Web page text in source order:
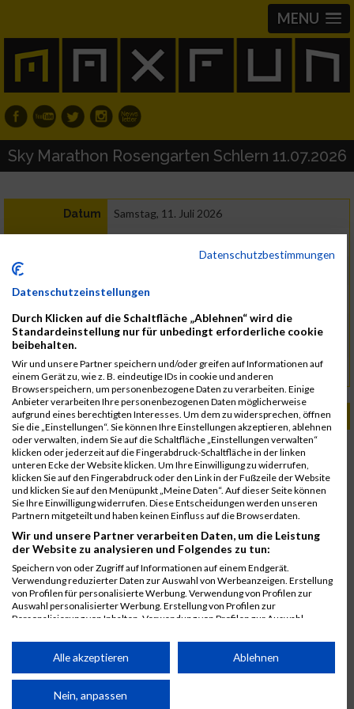
MENU
Sky Marathon Rosengarten Schlern 11.07.2026
Datum Samstag, 11. Juli 2026
Marathon
Kontakt
ASV Tiers
URL www.skymarathontiers.it
PASSENDE VERANSTALTUNGEN
12. Juli 2025
Sky Marathon Rosengarten Schlern
13. Juli 2024
Sky Marathon Rosengarten Schlern
Sky Marathon Rosengarten Schlern
9. Juli 2022
Sky Marathon Rosengarten Schlern
10. Juli 2021
Sky Marathon Rosengarten Schlern
Datenschutzbestimmungen
Datenschutzeinstellungen
Durch Klicken auf die Schaltfläche „Ablehnen“ wird die
Standardeinstellung nur für unbedingt erforderliche cookie
beibehalten.
Wir und unsere Partner speichern und/oder greifen auf Informationen auf
einem Gerät zu, wie z. B. eindeutige IDs in cookie und anderen
Browserspeichern, um personenbezogene Daten zu verarbeiten. Einige
Anbieter verarbeiten Ihre personenbezogenen Daten möglicherweise
aufgrund eines berechtigten Interesses. Um dem zu widersprechen, öffnen
Sie die „Einstellungen“. Sie können Ihre Einstellungen akzeptieren, ablehnen
oder verwalten, indem Sie auf die Schaltfläche „Einstellungen verwalten“
klicken oder jederzeit auf die Fingerabdruck-Schaltfläche in der linken
unteren Ecke der Website klicken. Um Ihre Einwilligung zu widerrufen,
klicken Sie auf den Fingerabdruck oder den Link in der Fußzeile der Website
und klicken Sie auf den Menüpunkt „Meine Daten“. Auf dieser Seite können
Sie Ihre Einwilligung widerrufen. Diese Entscheidungen werden unseren
Partnern mitgeteilt und haben keinen Einfluss auf die Browserdaten.
Wir und unsere Partner verarbeiten Daten, um die Leistung
der Website zu analysieren und Folgendes zu tun:
Speichern von oder Zugriff auf Informationen auf einem Endgerät.
Verwendung reduzierter Daten zur Auswahl von Werbeanzeigen. Erstellung
von Profilen für personalisierte Werbung. Verwendung von Profilen zur
Auswahl personalisierter Werbung. Erstellung von Profilen zur
Personalisierung von Inhalten. Verwendung von Profilen zur Auswahl
Performance von Inhalten. Analyse von Zielgruppen durch Statistiken oder
Kombinationen von Daten aus verschiedenen Quellen. Entwicklung und
von Inhalten.
Daten können außerhalb der Europäischen Union weitergegeben und in die
Alle akzeptieren Ablehnen
Nein, anpassen